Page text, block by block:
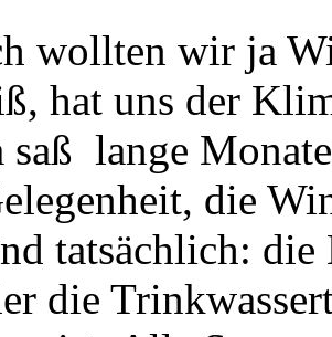
wollten wir ja
hat uns der
saß lange
die
tatsächlich:
die